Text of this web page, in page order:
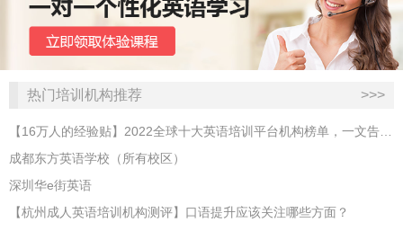
热门培训机构推荐 >>>
【16万人的经验贴】2022全球十大英语培训平台机构榜单，一文告诉你
成都东方英语学校（所有校区）
深圳华e街英语
【杭州成人英语培训机构测评】口语提升应该关注哪些方面？